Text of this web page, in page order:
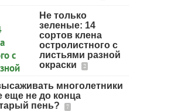
Не только
зеленые: 14
сортов клена
остролистного с
листьями разной
окраски
2
многолетники
еще не до конца
пень?
7